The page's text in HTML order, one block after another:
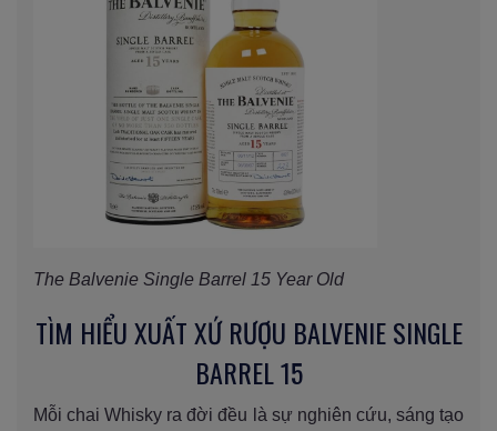
The Balvenie Single Barrel 15 Year Old
TÌM HIỂU XUẤT XỨ RƯỢU BALVENIE SINGLE
BARREL 15
Mỗi chai Whisky ra đời đều là sự nghiên cứu, sáng tạo